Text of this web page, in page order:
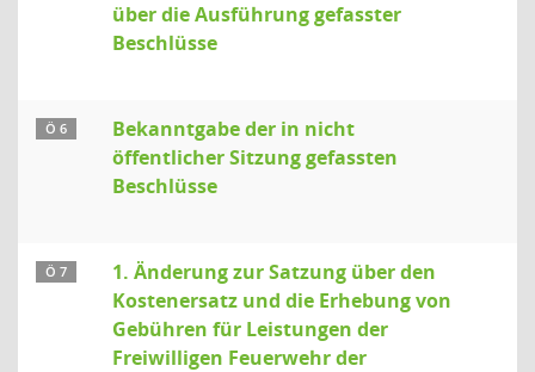
über die Ausführung gefasster
Beschlüsse
Ö 6
Bekanntgabe der in nicht
öffentlicher Sitzung gefassten
Beschlüsse
Ö 7
1. Änderung zur Satzung über den
Kostenersatz und die Erhebung von
Gebühren für Leistungen der
Freiwilligen Feuerwehr der